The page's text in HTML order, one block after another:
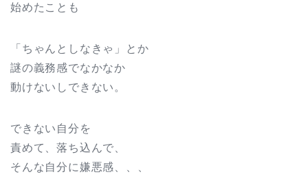
始めたことも
「ちゃんとしなきゃ」とか
謎の義務感でなかなか
動けないしできない。
できない自分を
責めて、落ち込んで、
そんな自分に嫌悪感、、、